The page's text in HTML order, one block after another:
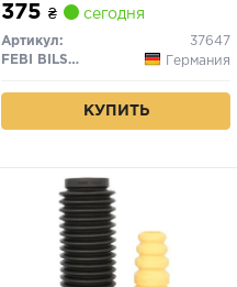
375 ₴ сегодня
Артикул:
37647
FEBI BILSTEIN
Германия
КУПИТЬ